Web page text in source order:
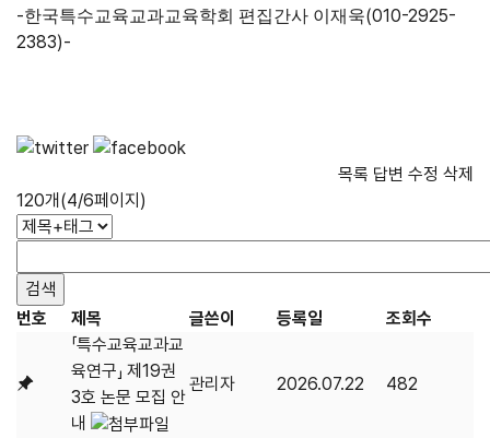
-한국특수교육교과교육학회 편집간사 이재욱(010-2925-
2383)-
목록 답변 수정 삭제
120개(4/6페이지)
번호 제목 글쓴이 등록일
조회수
「특수교육교과교
육연구」 제19권
3호 논문 모집 안
내
관리자 2026.07.22 482